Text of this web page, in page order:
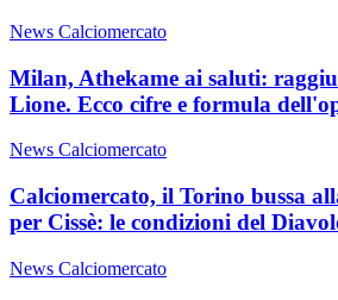
News Calciomercato
Milan, Athekame ai saluti:
Lione. Ecco cifre e formula
News Calciomercato
Calciomercato, il Torino bussa
per Cissè: le condizioni del
News Calciomercato